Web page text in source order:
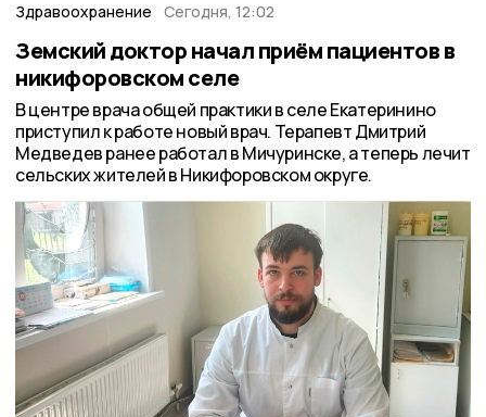
Здравоохранение Сегодня, 12:02
Земский доктор начал приём пациентов в
никифоровском селе
В центре врача общей практики в селе Екатеринино
приступил к работе новый врач. Терапевт Дмитрий
Медведев ранее работал в Мичуринске, а теперь лечит
сельских жителей в Никифоровском округе.